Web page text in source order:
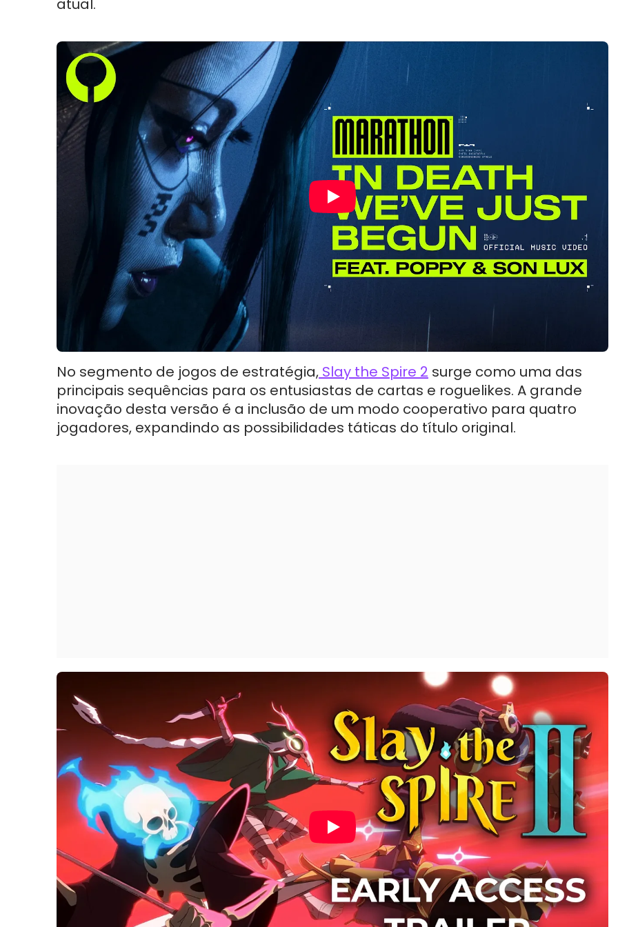
atual.
No segmento de jogos de estratégia, Slay the Spire 2 surge como uma das
principais sequências para os entusiastas de cartas e roguelikes. A grande
inovação desta versão é a inclusão de um modo cooperativo para quatro
jogadores, expandindo as possibilidades táticas do título original.